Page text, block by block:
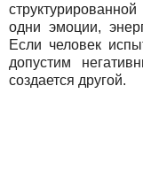
одни эмоции,
Если человек
допустим
создается другой.